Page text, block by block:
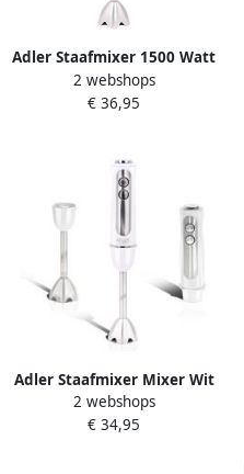
Adler Staafmixer 1500 Watt
wit
2 webshops
€ 36,95
Adler Staafmixer Mixer Wit
Mixer handmixer 1500W
Staafmixers
2 webshops
€ 34,95